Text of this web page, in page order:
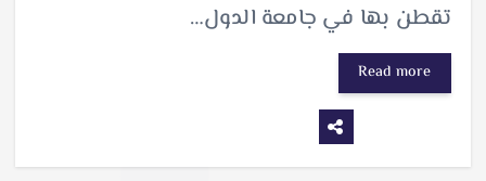
تقطن بها في جامعة الدول…
Read more